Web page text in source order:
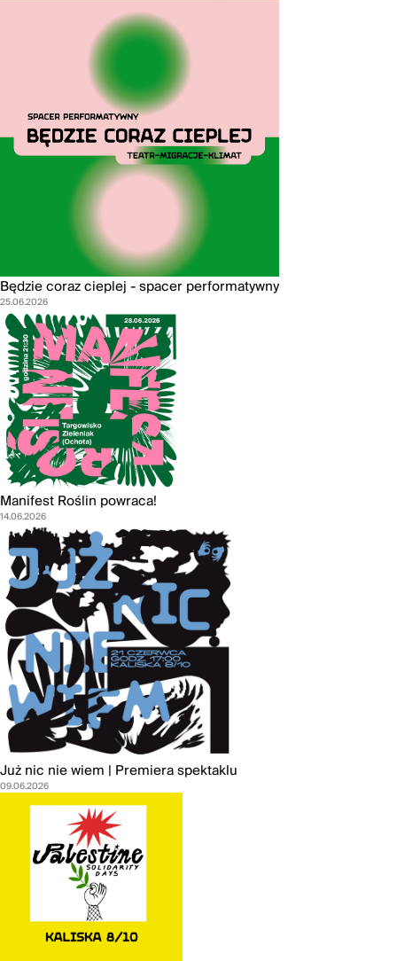
Będzie coraz cieplej - spacer performatywny
25.06.2026
Manifest Roślin powraca!
14.06.2026
Już nic nie wiem | Premiera spektaklu
09.06.2026